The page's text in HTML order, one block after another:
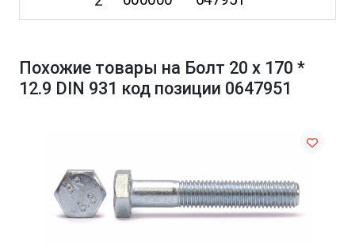
Похожие товары на Болт 20 х 170 *
12.9 DIN 931 код позиции 0647951